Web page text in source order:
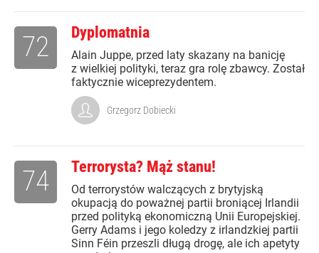
Dyplomatnia
Alain Juppe, przed laty skazany na banicję
z wielkiej polityki, teraz gra rolę zbawcy. Został
faktycznie wiceprezydentem.
72
Grzegorz Dobiecki
Terrorysta? Mąż stanu!
Od terrorystów walczących z brytyjską
okupacją do poważnej partii broniącej Irlandii
przed polityką ekonomiczną Unii Europejskiej.
Gerry Adams i jego koledzy z irlandzkiej partii
Sinn Féin przeszli długą drogę, ale ich apetyty
74